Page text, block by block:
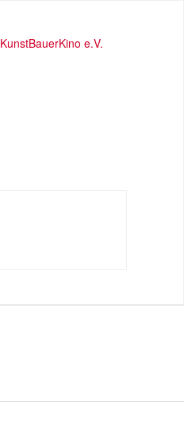
KunstBauerKino e.V.